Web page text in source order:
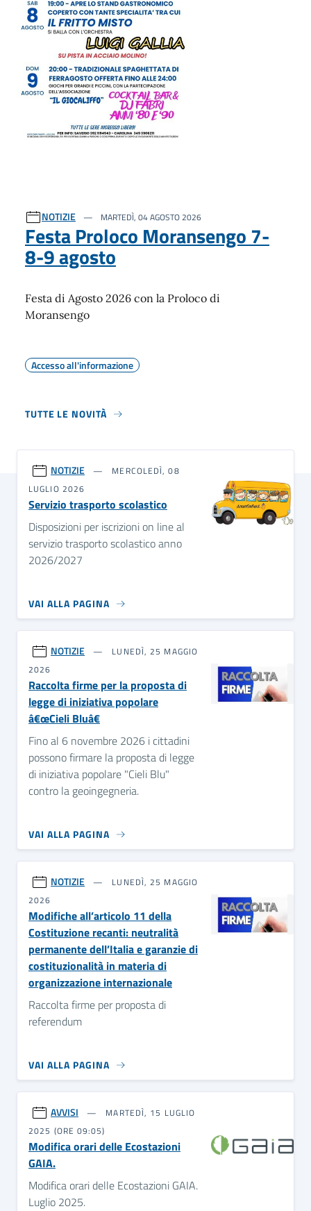
NOTIZIE MARTEDÌ, 04 AGOSTO 2026
Festa Proloco Moransengo 7-
8-9 agosto
Festa di Agosto 2026 con la Proloco di
Moransengo
Accesso all'informazione
TUTTE LE NOVITÀ
NOTIZIE
MERCOLEDÌ, 08
LUGLIO 2026
Servizio trasporto scolastico
Disposizioni per iscrizioni on line al
servizio trasporto scolastico anno
2026/2027
VAI ALLA PAGINA
NOTIZIE
LUNEDÌ, 25 MAGGIO
2026
Raccolta firme per la proposta di
legge di iniziativa popolare
â€œCieli Bluâ€
Fino al 6 novembre 2026 i cittadini
possono firmare la proposta di legge
di iniziativa popolare "Cieli Blu"
contro la geoingegneria.
VAI ALLA PAGINA
NOTIZIE
LUNEDÌ, 25 MAGGIO
2026
Modifiche all’articolo 11 della
Costituzione recanti: neutralità
permanente dell’Italia e garanzie di
costituzionalità in materia di
organizzazione internazionale
Raccolta firme per proposta di
referendum
VAI ALLA PAGINA
AVVISI
MARTEDÌ, 15 LUGLIO
2025 (ORE 09:05)
Modifica orari delle Ecostazioni
GAIA.
Modifica orari delle Ecostazioni GAIA.
Luglio 2025.